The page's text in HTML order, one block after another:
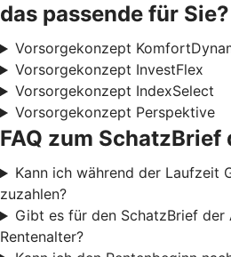
das passende für Sie?
Vorsorgekonzept
Vorsorgekonzept InvestFlex
Vorsorgekonzept IndexSelect
Vorsorgekonzept Perspektive
FAQ zum SchatzBrief
Kann ich während der Laufzeit
zuzahlen?
Gibt es für den SchatzBrief der
Rentenalter?